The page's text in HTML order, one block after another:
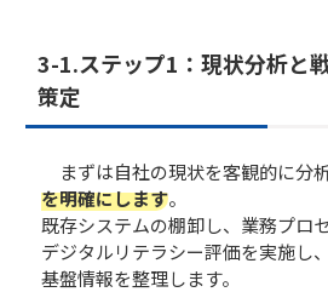
3-1.ステップ1：現状分析と
策定
まずは自社の現状を客観的に分析
を明確にします。
既存システムの棚卸し、業務プロ
デジタルリテラシー評価を実施し
基盤情報を整理します。